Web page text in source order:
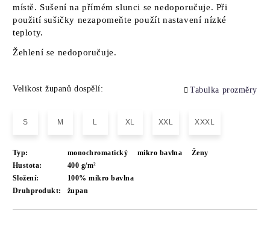
místě. Sušení na přímém slunci se nedoporučuje. Při
použití sušičky nezapomeňte použít nastavení nízké
teploty.
Žehlení se nedoporučuje.
Velikost županů dospělí: Tabulka prozměry
S M L XL XXL XXXL
Typ: monochromatický mikro bavlna
Ženy
Hustota:
400 g/m²
Složení:
100% mikro bavlna
Druhprodukt:
župan